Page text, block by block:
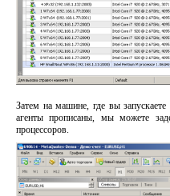
Затем на машине, где вы запускаете
агенты прописаны, мы можете
процессоров.